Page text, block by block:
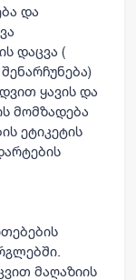
და
დაცვა (
ყავის და
მომზადება
ეტიკეტის
მაღაზიის